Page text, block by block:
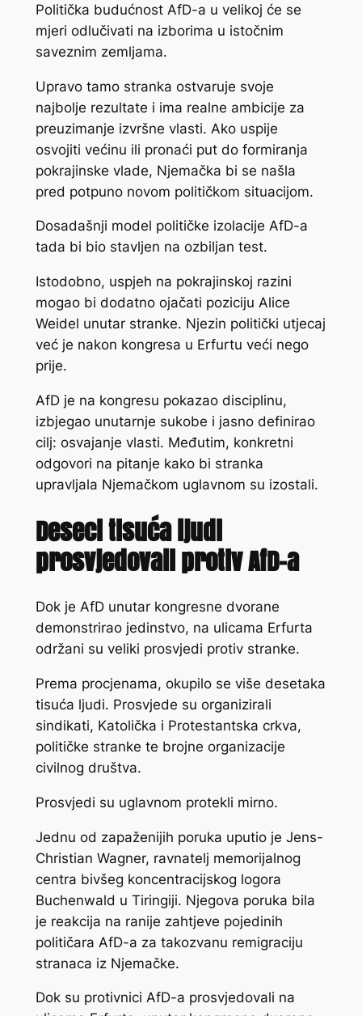
Politička budućnost AfD-a u velikoj će se
mjeri odlučivati na izborima u istočnim
saveznim zemljama.
Upravo tamo stranka ostvaruje svoje
najbolje rezultate i ima realne ambicije za
preuzimanje izvršne vlasti. Ako uspije
osvojiti većinu ili pronaći put do formiranja
pokrajinske vlade, Njemačka bi se našla
pred potpuno novom političkom situacijom.
Dosadašnji model političke izolacije AfD-a
tada bi bio stavljen na ozbiljan test.
Istodobno, uspjeh na pokrajinskoj razini
mogao bi dodatno ojačati poziciju Alice
Weidel unutar stranke. Njezin politički utjecaj
već je nakon kongresa u Erfurtu veći nego
prije.
AfD je na kongresu pokazao disciplinu,
izbjegao unutarnje sukobe i jasno definirao
cilj: osvajanje vlasti. Međutim, konkretni
odgovori na pitanje kako bi stranka
upravljala Njemačkom uglavnom su izostali.
Deseci tisuća ljudi
prosvjedovali protiv AfD-a
Dok je AfD unutar kongresne dvorane
demonstrirao jedinstvo, na ulicama Erfurta
održani su veliki prosvjedi protiv stranke.
Prema procjenama, okupilo se više desetaka
tisuća ljudi. Prosvjede su organizirali
sindikati, Katolička i Protestantska crkva,
političke stranke te brojne organizacije
civilnog društva.
Prosvjedi su uglavnom protekli mirno.
Jednu od zapaženijih poruka uputio je Jens-
Christian Wagner, ravnatelj memorijalnog
centra bivšeg koncentracijskog logora
Buchenwald u Tiringiji. Njegova poruka bila
je reakcija na ranije zahtjeve pojedinih
političara AfD-a za takozvanu remigraciju
stranaca iz Njemačke.
Dok su protivnici AfD-a prosvjedovali na